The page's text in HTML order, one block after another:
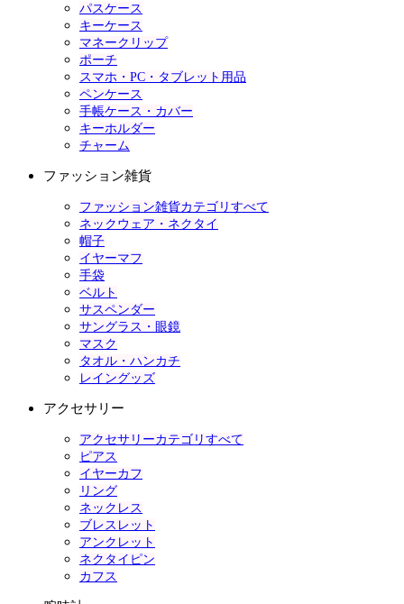
パスケース
キーケース
マネークリップ
ポーチ
スマホ・PC・タブレット用品
ペンケース
手帳ケース・カバー
キーホルダー
チャーム
ファッション雑貨
ファッション雑貨カテゴリすべて
ネックウェア・ネクタイ
帽子
イヤーマフ
手袋
ベルト
サスペンダー
サングラス・眼鏡
マスク
タオル・ハンカチ
レイングッズ
アクセサリー
アクセサリーカテゴリすべて
ピアス
イヤーカフ
リング
ネックレス
ブレスレット
アンクレット
ネクタイピン
カフス